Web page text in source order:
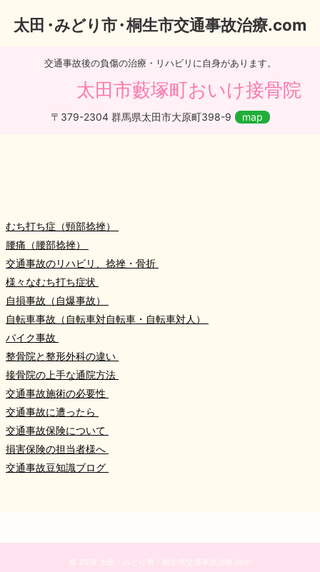
太田・みどり市・桐生市交通事故治療.com
交通事故後の負傷の治療・リハビリに自身があります。
太田市藪塚町おいけ接骨院
〒379-2304 群馬県太田市大原町398-9 map
むち打ち症（頸部捻挫）
腰痛（腰部捻挫）
交通事故のリハビリ、捻挫・骨折
様々なむち打ち症状
自損事故（自爆事故）
自転車事故（自転車対自転車・自転車対人）
バイク事故
整骨院と整形外科の違い
接骨院の上手な通院方法
交通事故施術の必要性
交通事故に遭ったら
交通事故保険について
損害保険の担当者様へ
交通事故豆知識ブログ
© 2018 太田・みどり市・桐生市交通事故治療.com